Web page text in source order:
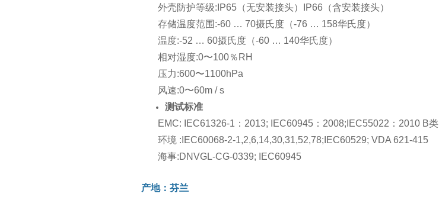
外壳防护等级:IP65（无安装接头）IP66（含安装接头）
存储温度范围:-60 … 70摄氏度（-76 … 158华氏度）
温度:-52 … 60摄氏度（-60 … 140华氏度）
相对湿度:0〜100％RH
压力:600〜1100hPa
风速:0〜60m / s
测试标准
EMC: IEC61326-1：2013; IEC60945：2008;IEC55022：2010 B类
环境 :IEC60068-2-1,2,6,14,30,31,52,78;IEC60529; VDA 621-415
海事:DNVGL-CG-0339; IEC60945
产地：芬兰